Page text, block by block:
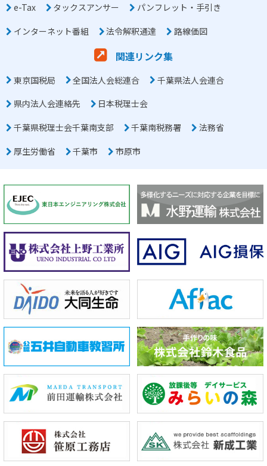
e-Tax タックスアンサー
パンフレット・手引き
インターネット番組
法令解釈通達 路線価図
関連リンク集
東京国税局 全国法人会総連合
千葉県法人会連合
県内法人会連絡先
日本税理士会
千葉県税理士会千葉南支部
千葉南税務署
法務省
厚生労働省
千葉市 市原市